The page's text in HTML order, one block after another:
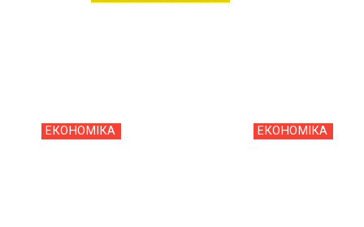
ЕКОНОМІКА ЕКОНОМІКА